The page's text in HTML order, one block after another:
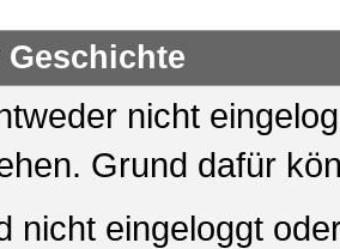
nicht
Grund dafür
nicht eingeloggt